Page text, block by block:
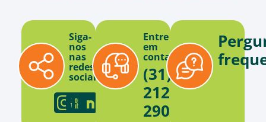
Siga-
nos
nas
redes
sociais
Entre
em
contato
(31)
2121-
2900